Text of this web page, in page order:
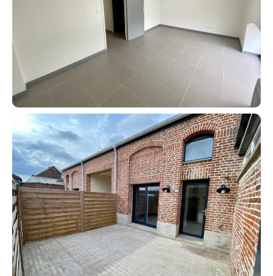
Contact an advisor
Estimate/Sell